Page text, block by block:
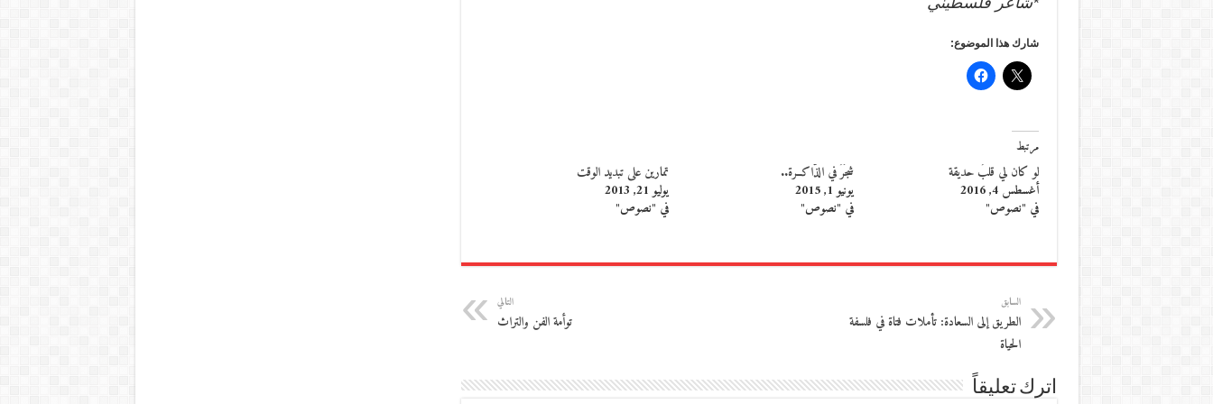
شارك هذا الموضوع:
مرتبط
لو كان لي قلبُ حديقة
أغسطس 4, 2016
في "نصوص"
شجَرٌ في الذَّاكــرة..
يونيو 1, 2015
في "نصوص"
تمارين على تبديد الوقت
يوليو 21, 2013
في "نصوص"
السابق
الطريق إلى السعادة: تأملات فتاة في فلسفة
الحياة
التالي
توأمة الفن والتراث
اترك تعليقاً